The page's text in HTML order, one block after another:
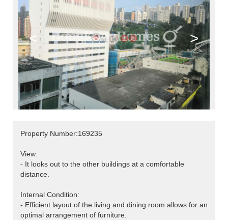
< >
Property Number:169235
View:
- It looks out to the other buildings at a comfortable
distance.
Internal Condition:
- Efficient layout of the living and dining room allows for an
optimal arrangement of furniture.